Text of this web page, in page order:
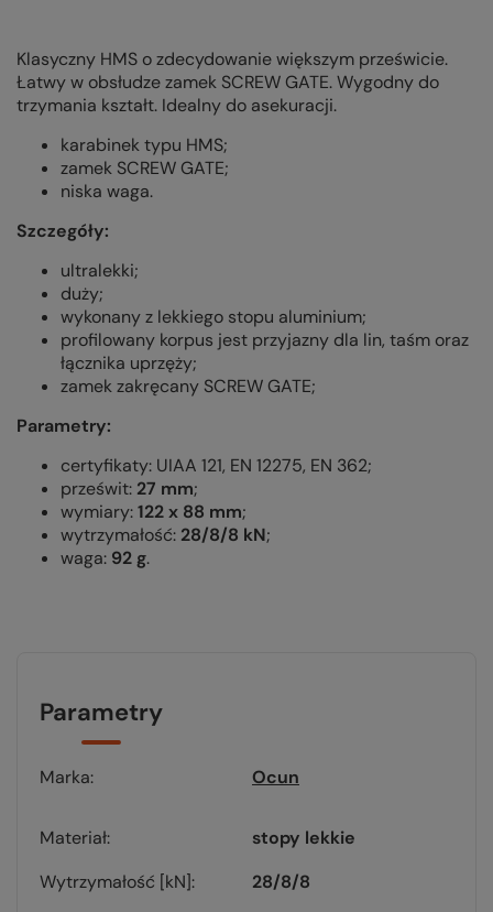
Klasyczny HMS o zdecydowanie większym prześwicie.
Łatwy w obsłudze zamek SCREW GATE. Wygodny do
trzymania kształt. Idealny do asekuracji.
karabinek typu HMS;
zamek SCREW GATE;
niska waga.
Szczegóły:
ultralekki;
duży;
wykonany z lekkiego stopu aluminium;
profilowany korpus jest przyjazny dla lin, taśm oraz
łącznika uprzęży;
zamek zakręcany SCREW GATE;
Parametry:
certyfikaty: UIAA 121, EN 12275, EN 362;
prześwit: 27 mm;
wymiary:122 x 88 mm;
wytrzymałość: 28/8/8 kN;
waga: 92 g.
Parametry
Marka Ocun
Materiał
stopy lekkie
Wytrzymałość [kN]
28/8/8